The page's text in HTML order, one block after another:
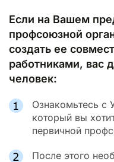
Если на Вашем
профсоюзной
создать ее
работниками, вас
человек:
Ознакомьтесь с
который вы
первичной
После этого